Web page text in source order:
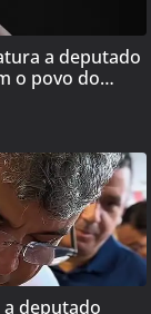
a deputado
o povo do
deputado